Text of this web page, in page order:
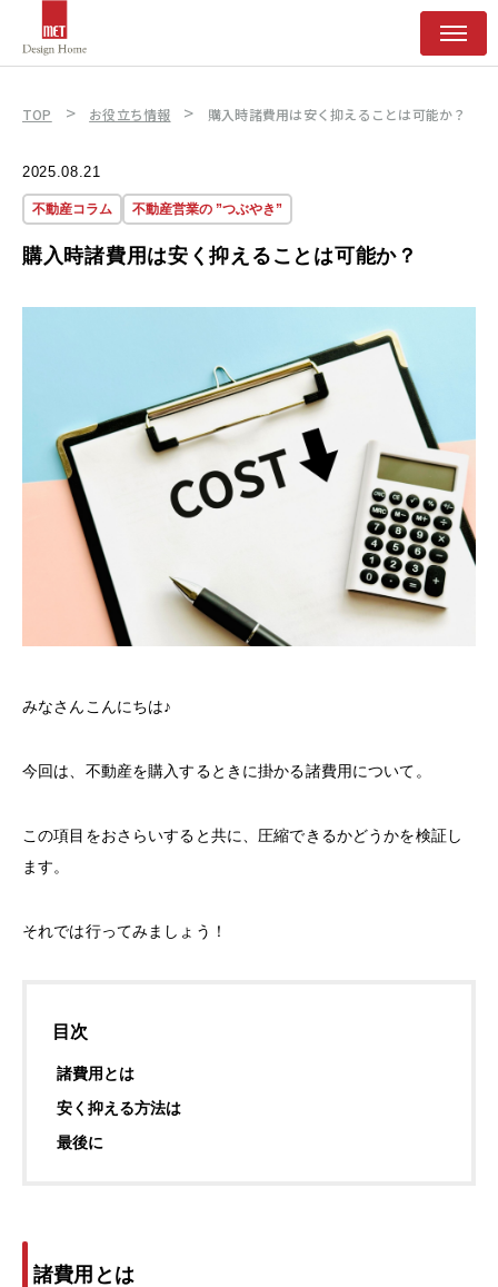
TOP > お役立ち情報 > 購入時諸費用は安く抑えることは可能か？
2025.08.21
不動産コラム 不動産営業の ”つぶやき”
購入時諸費用は安く抑えることは可能か？
みなさんこんにちは♪
今回は、不動産を購入するときに掛かる諸費用について。
この項目をおさらいすると共に、圧縮できるかどうかを検証し
ます。
それでは行ってみましょう！
目次
諸費用とは
安く抑える方法は
最後に
諸費用とは